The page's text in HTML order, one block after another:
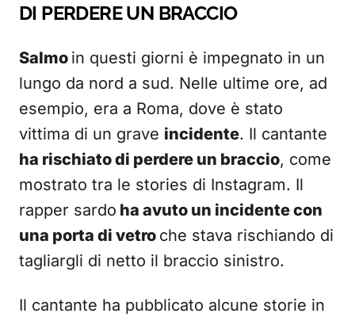
DI PERDERE UN BRACCIO
Salmo in questi giorni è impegnato in un
lungo da nord a sud. Nelle ultime ore, ad
esempio, era a Roma, dove è stato
vittima di un grave incidente. Il cantante
ha rischiato di perdere un braccio, come
mostrato tra le stories di Instagram. Il
rapper sardo ha avuto un incidente con
una porta di vetro che stava rischiando di
tagliargli di netto il braccio sinistro.
Il cantante ha pubblicato alcune storie in